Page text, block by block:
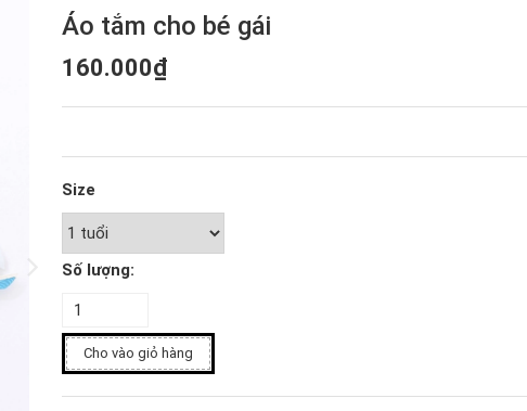
Áo tắm cho bé gái
160.000₫
Size
Số lượng:
Cho vào giỏ hàng